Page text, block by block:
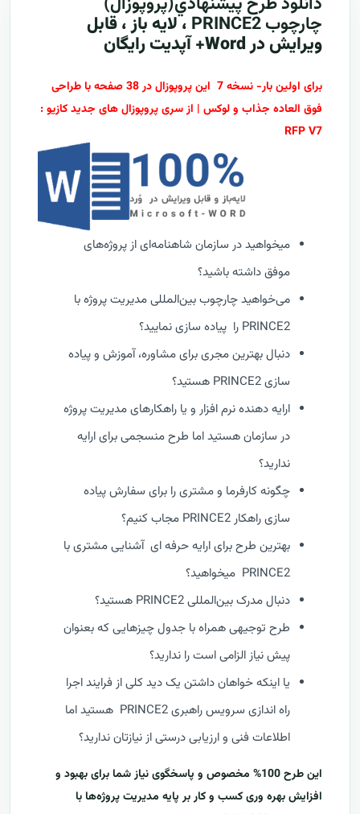
چارچوبPRINCE2 ، لایه باز ، قابل
ویرایش در Word+ آپدیت رایگان
برای اولین بار- نسخه 7 این پروپوزال در 38 صفحه با طراحی
فوق العاده جذاب و لوکس | از سری پروپوزال های جدید کازیو :
RFP V7
میخواهید در سازمان شاهنامه‌ای از پروژه‌های
موفق داشته باشید؟
می‌خواهید چارچوب بین‌المللی مدیریت پروژه با
PRINCE2 را پیاده سازی نمایید؟
دنبال بهترین مجری برای مشاوره، آموزش و پیاده
سازی PRINCE2 هستید؟
ارایه دهنده نرم افزار و یا راهکارهای مدیریت پروژه
در سازمان هستید اما طرح منسجمی برای ارایه
ندارید؟
چگونه کارفرما و مشتری را برای سفارش پیاده
سازی راهکار PRINCE2 مجاب کنیم؟
بهترین طرح برای ارایه حرفه ای آشنایی مشتری با
PRINCE2 میخواهید؟
دنبال مدرک بین‌المللی PRINCE2 هستید؟
طرح توجیهی همراه با جدول چیزهایی که بعنوان
پیش نیاز الزامی است را ندارید؟
یا اینکه خواهان داشتن یک دید کلی از فرایند اجرا
راه اندازی سرویس راهبری PRINCE2 هستید اما
اطلاعات فنی و ارزیابی درستی از نیازتان ندارید؟
این طرح 100% مخصوص و پاسخگوی نیاز شما برای بهبود و
افزایش بهره وری کسب و کار بر پایه مدیریت پروژه‌ها با